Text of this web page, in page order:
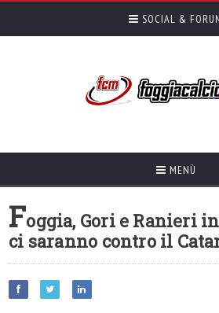
SOCIAL &
MENÙ
Foggia, Gori e Ranieri
ci saranno contro il